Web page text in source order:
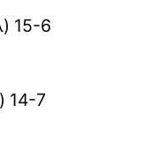
15-6
14-7